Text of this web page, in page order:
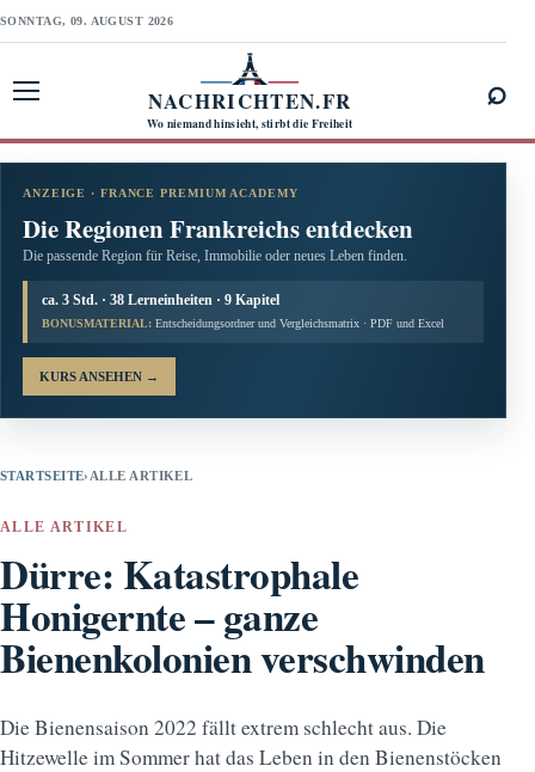
SONNTAG, 09. AUGUST 2026
NACHRICHTEN.FR
Wo niemand hinsieht, stirbt die Freiheit
⌕
ANZEIGE · FRANCE PREMIUM ACADEMY
Die Regionen Frankreichs entdecken
Die passende Region für Reise, Immobilie oder neues Leben finden.
ca. 3 Std. · 38 Lerneinheiten · 9 Kapitel
BONUSMATERIAL: Entscheidungsordner und Vergleichsmatrix · PDF und Excel
KURS ANSEHEN →
STARTSEITE› ALLE ARTIKEL
ALLE ARTIKEL
Dürre: Katastrophale
Honigernte – ganze
Bienenkolonien verschwinden
Die Bienensaison 2022 fällt extrem schlecht aus. Die
Hitzewelle im Sommer hat das Leben in den Bienenstöcken